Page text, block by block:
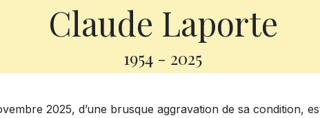
Claude Laporte
1954 - 2025
2025, d’une brusque aggravation de sa condition,